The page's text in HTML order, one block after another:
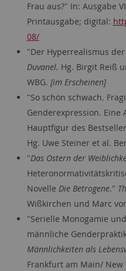
Frau aus?" In: Ausgabe
Printausgabe; digital:
08/
"Der Hyperrealismus
Duvanel. Hg. Birgit Reiß
WBG. [im Erscheinen]
"So schön schwach.
Genderexpression. Eine
Hauptfigur des
Hg. Uwe Steiner et al.
"Das Ostern der
Novelle Die Betrogene."
Wißkirchen und Marc
"Serielle Monogamie
männliche
Männlichkeiten als
Frankfurt am Main/ New